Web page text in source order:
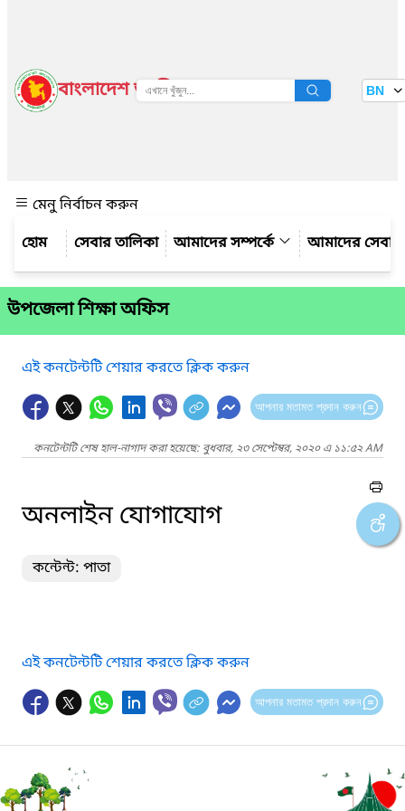
বাংলাদেশ জাতীয় তথ্য বাতায়ন BN
মেনু নির্বাচন করুন
সেবার তালিকা
আমাদের সম্পর্কে আমাদের সেবা
উপজেলা শিক্ষা অফিস
এই কনটেন্টটি শেয়ার করতে ক্লিক করুন
আপনার মতামত প্রদান করুন
কনটেন্টটি শেষ হাল-নাগাদ করা হয়েছে: বুধবার, ২৩ সেপ্টেম্বর, ২০২০ এ ১১:৫২ AM
অনলাইন যোগাযোগ
কন্টেন্ট: পাতা
এই কনটেন্টটি শেয়ার করতে ক্লিক করুন
আপনার মতামত প্রদান করুন